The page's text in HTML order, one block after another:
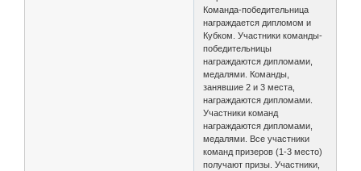
Команда-победительница
награждается дипломом и
Кубком. Участники команды-
победительницы
награждаются дипломами,
медалями. Команды,
занявшие 2 и 3 места,
награждаются дипломами.
Участники команд
награждаются дипломами,
медалями. Все участники
команд призеров (1-3 место)
получают призы. Участники,